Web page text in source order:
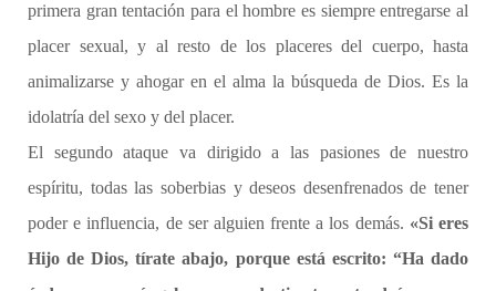
primera gran tentación para el hombre es siempre entregarse al
placer sexual, y al resto de los placeres del cuerpo, hasta
animalizarse y ahogar en el alma la búsqueda de Dios. Es la
idolatría del sexo y del placer.
El segundo ataque va dirigido a las pasiones de nuestro
espíritu, todas las soberbias y deseos desenfrenados de tener
poder e influencia, de ser alguien frente a los demás. «Si eres
Hijo de Dios, tírate abajo, porque está escrito: “Ha dado